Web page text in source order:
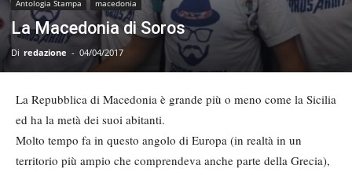
Antologia Stampa macedonia
La Macedonia di Soros
Di redazione - 04/04/2017
La Repubblica di Macedonia è grande più o meno come la Sicilia
ed ha la metà dei suoi abitanti.
Molto tempo fa in questo angolo di Europa (in realtà in un
territorio più ampio che comprendeva anche parte della Grecia),